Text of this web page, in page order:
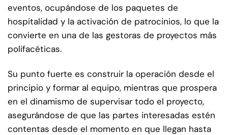
eventos, ocupándose de los paquetes de
hospitalidad y la activación de patrocinios, lo que la
convierte en una de las gestoras de proyectos más
polifacéticas.
Su punto fuerte es construir la operación desde el
principio y formar al equipo, mientras que prospera
en el dinamismo de supervisar todo el proyecto,
asegurándose de que las partes interesadas estén
contentas desde el momento en que llegan hasta